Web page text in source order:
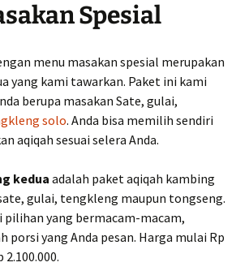
Spesial
menu masakan spesial merupakan
yang kami tawarkan. Paket ini kami
berupa masakan Sate, gulai,
solo. Anda bisa memilih sendiri
aqiqah sesuai selera Anda.
kedua adalah paket aqiqah kambing
gulai, tengkleng maupun tongseng.
yang bermacam-macam,
yang Anda pesan. Harga mulai Rp
2.100.000.